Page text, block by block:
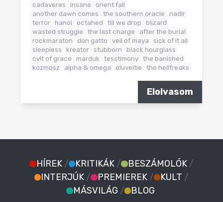
cadaveres insane
orient fall
another dawn comes
the southern oracle
nadir
terror hanoi octahed till we drop
blizard
wasted struggle
the last charge
after the burial
rockmaraton
don gatto veil of maya
sick of it all
sleepless
kreator stubborn
black hourglass
cvlt of grace
marduk tesstimony the banished
kozmosz
alpha & omega eluveitie the hellfreaks
Elolvasom
HÍREK / KRITIKÁK / BESZÁMOLÓK /
INTERJÚK / PREMIEREK / KULT /
MÁSVILÁG / BLOG